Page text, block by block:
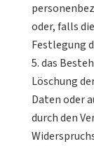
oder, falls
Festlegung
das
Löschung
Daten oder
durch den